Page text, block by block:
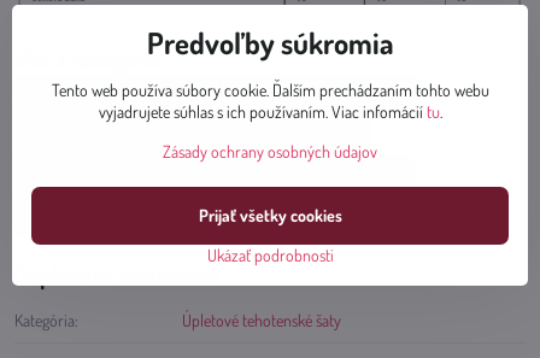
Viac z kategórie
Tehotenské šaty
Úpletové tehotenské šaty
Těhotenské a kojící oblečení
Těhotenské a kojící šaty
Kategória: Úpletové tehotenské šaty
Predvoľby súkromia
Tento web používa súbory cookie. Ďalším prechádzaním tohto webu
vyjadrujete súhlas s ich používaním. Viac infomáciítu.
Zásady ochrany osobných údajov
Ukázať podrobnosti
Prijať všetky cookies